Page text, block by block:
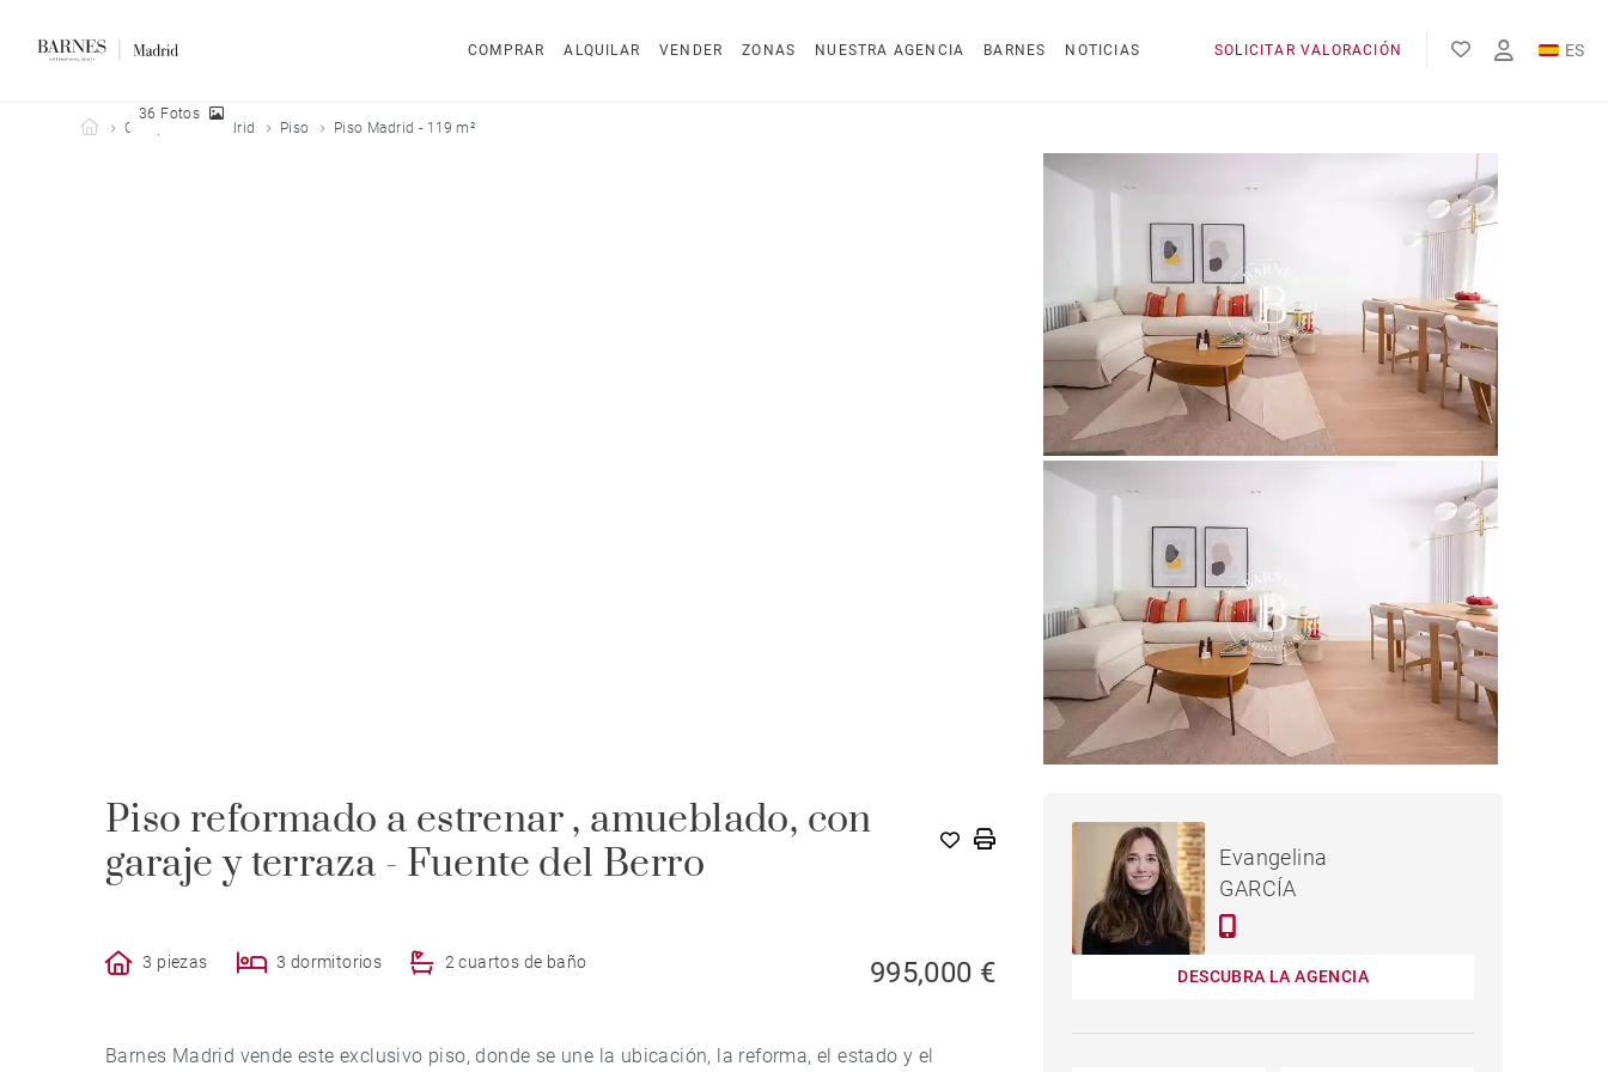
COMPRAR ALQUILAR VENDER ZONAS NUESTRA AGENCIA BARNES NOTICIAS SOLICITAR VALORACIÓN ES
EN
Barnes Madrid
Comprar Madrid Piso Piso Madrid - 119 m²
36 Fotos
Piso reformado a estrenar , amueblado, con
garaje y terraza - Fuente del Berro
3 piezas 3 dormitorios 2 cuartos de baño 995,000 €
Barnes Madrid vende este exclusivo piso, donde se une la ubicación, la reforma, el estado y el
PISO MADRID - 119 M²
Evangelina
GARCÍA
DESCUBRA LA AGENCIA